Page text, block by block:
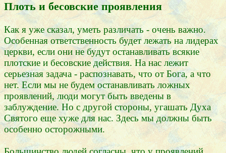
Плоть и бесовские проявления
Как я уже сказал, уметь различать - очень важно.
Особенная ответственность будет лежать на лидерах
церкви, если они не будут останавливать всякие
плотские и бесовские действия. На нас лежит
серьезная задача - распознавать, что от Бога, а что
нет. Если мы не будем останавливать ложных
проявлений, люди могут быть введены в
заблуждение. Но с другой стороны, угашать Духа
Святого еще хуже для нас. Здесь мы должны быть
особенно осторожными.